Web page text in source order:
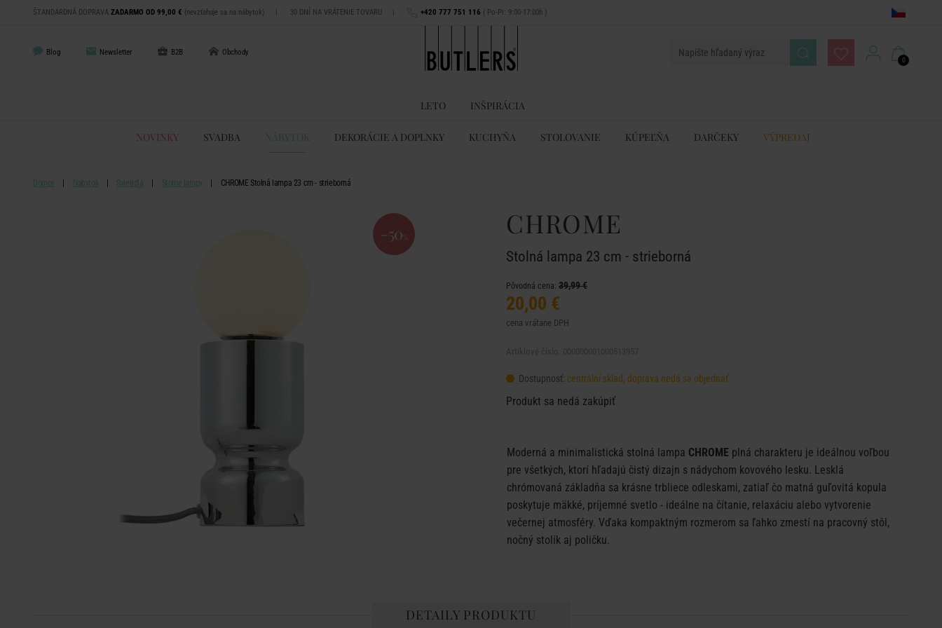
ŠTANDARDNÁ DOPRAVA ZADARMO OD 99,00 € (nevzťahuje sa na nábytok) | 30 DNÍ NA VRÁTENIE TOVARU | +420 777 751 116 ( Po-Pi: 9:00-17:00h )
Blog Newsletter B2B Obchody
0
LETO INŠPIRÁCIA
NOVINKY SVADBA NÁBYTOK DEKORÁCIE A DOPLNKY KUCHYŇA STOLOVANIE KÚPEĽŇA DARČEKY VÝPREDAJ
Domov Nábytok Svietidlá Stolné lampy CHROME Stolná lampa 23 cm - strieborná
-50 % CHROME
Stolná lampa 23 cm - strieborná
Pôvodná cena: 39,99 €
20,00 €
cena vrátane DPH
Dostupnosť: centrální sklad, doprava nedá sa objednať
Produkt sa nedá zakúpiť
Moderná a minimalistická stolná lampa CHROME plná charakteru je ideálnou voľbou
pre všetkých, ktorí hľadajú čistý dizajn s nádychom kovového lesku. Lesklá
chrómovaná základňa sa krásne trbliece odleskami, zatiaľ čo matná guľovitá kopula
poskytuje mäkké, príjemné svetlo - ideálne na čítanie, relaxáciu alebo vytvorenie
večernej atmosféry. Vďaka kompaktným rozmerom sa ľahko zmestí na pracovný stôl,
nočný stolík aj poličku.
DETAILY PRODUKTU